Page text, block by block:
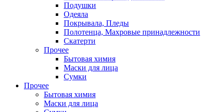
Подушки
Одеяла
Покрывала, Пледы
Полотенца, Махровые принадлежности
Скатерти
Прочее
Бытовая химия
Маски для лица
Сумки
Прочее
Бытовая химия
Маски для лица